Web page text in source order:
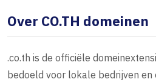
Over CO.TH domeinen
.co.th is de officiële
bedoeld voor lokale bedrijven en